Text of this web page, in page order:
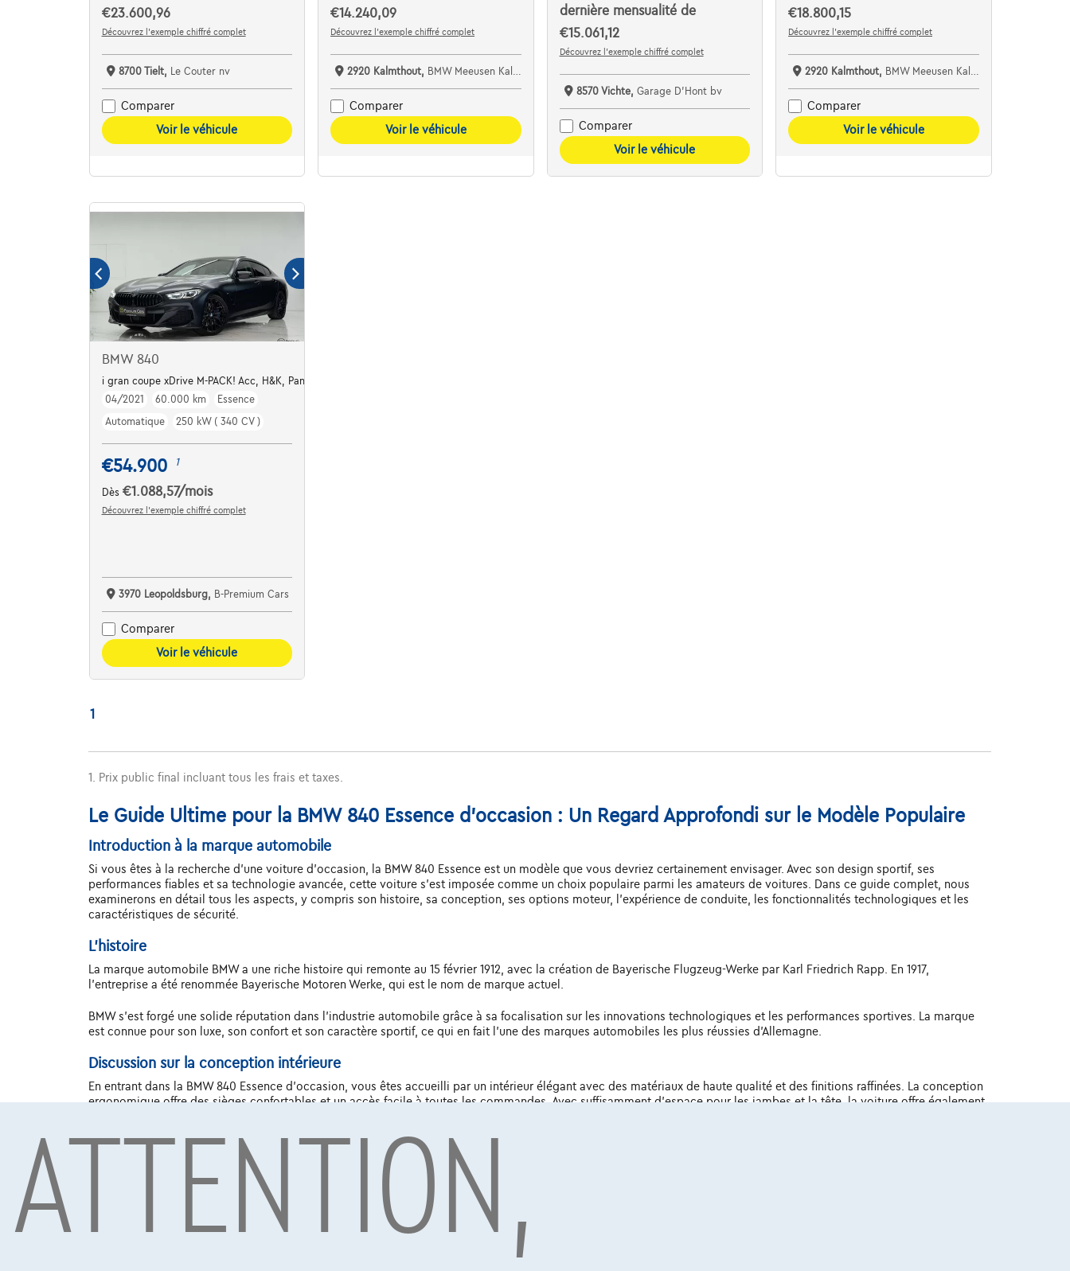
€23.600,96
Découvrez l’exemple chiffré complet
8700 Tielt, Le Couter nv
Comparer
Voir le véhicule
€14.240,09
Découvrez l’exemple chiffré complet
2920 Kalmthout, BMW Meeusen Kalmthout
Comparer
Voir le véhicule
dernière mensualité de
€15.061,12
Découvrez l’exemple chiffré complet
8570 Vichte, Garage D'Hont bv
Comparer
Voir le véhicule
€18.800,15
Découvrez l’exemple chiffré complet
2920 Kalmthout, BMW Meeusen Kalmthout
Comparer
Voir le véhicule
BMW 840
i gran coupe xDrive M-PACK! Acc, H&K, Pano, Laser!
04/2021
60.000 km
Essence
Automatique
250 kW ( 340 CV )
€54.900 1
Dès €1.088,57/mois
Découvrez l’exemple chiffré complet
3970 Leopoldsburg, B-Premium Cars
Comparer
Voir le véhicule
1
1. Prix public final incluant tous les frais et taxes.
Le Guide Ultime pour la BMW 840 Essence d'occasion : Un Regard Approfondi sur le Modèle Populaire
Introduction à la marque automobile
Si vous êtes à la recherche d'une voiture d'occasion, la BMW 840 Essence est un modèle que vous devriez certainement envisager. Avec son design sportif, ses
performances fiables et sa technologie avancée, cette voiture s'est imposée comme un choix populaire parmi les amateurs de voitures. Dans ce guide complet, nous
examinerons en détail tous les aspects, y compris son histoire, sa conception, ses options moteur, l'expérience de conduite, les fonctionnalités technologiques et les
caractéristiques de sécurité.
L'histoire
La marque automobile BMW a une riche histoire qui remonte au 15 février 1912, avec la création de Bayerische Flugzeug-Werke par Karl Friedrich Rapp. En 1917,
l'entreprise a été renommée Bayerische Motoren Werke, qui est le nom de marque actuel.
BMW s'est forgé une solide réputation dans l'industrie automobile grâce à sa focalisation sur les innovations technologiques et les performances sportives. La marque
est connue pour son luxe, son confort et son caractère sportif, ce qui en fait l'une des marques automobiles les plus réussies d'Allemagne.
Discussion sur la conception intérieure
En entrant dans la BMW 840 Essence d'occasion, vous êtes accueilli par un intérieur élégant avec des matériaux de haute qualité et des finitions raffinées. La conception
ergonomique offre des sièges confortables et un accès facile à toutes les commandes. Avec suffisamment d'espace pour les jambes et la tête, la voiture offre également
Discussion sur la conception extérieure
La conception extérieure de la BMW 840 Essence d'occasion est incontestablement sportive et dynamique. Avec sa carrosserie profilée, sa calandre prominente et ses
phares effilés, la BMW 840 Essence attire certainement l'attention sur la route. Les différentes options de couleurs de carrosserie et de jantes disponibles permettent aux
propriétaires d'exprimer leur style personnel.
Options moteur
Les modèles BMW sont livrés avec un large choix d'options moteur, comprenant des versions essence, diesel et hybrides. Ces moteurs offrent un excellent équilibre entre
ATTENTION,